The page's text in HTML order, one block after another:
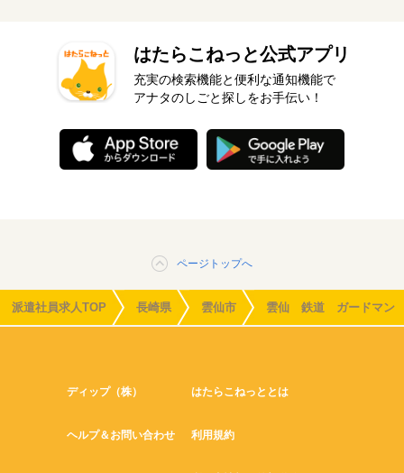
はたらこねっと公式アプリ
充実の検索機能と便利な通知機能で
アナタのしごと探しをお手伝い！
ページトップへ
派遣社員求人TOP 長崎県 雲仙市 雲仙 鉄道 ガードマン
ディップ（株） はたらこねっととは
ヘルプ＆お問い合わせ 利用規約